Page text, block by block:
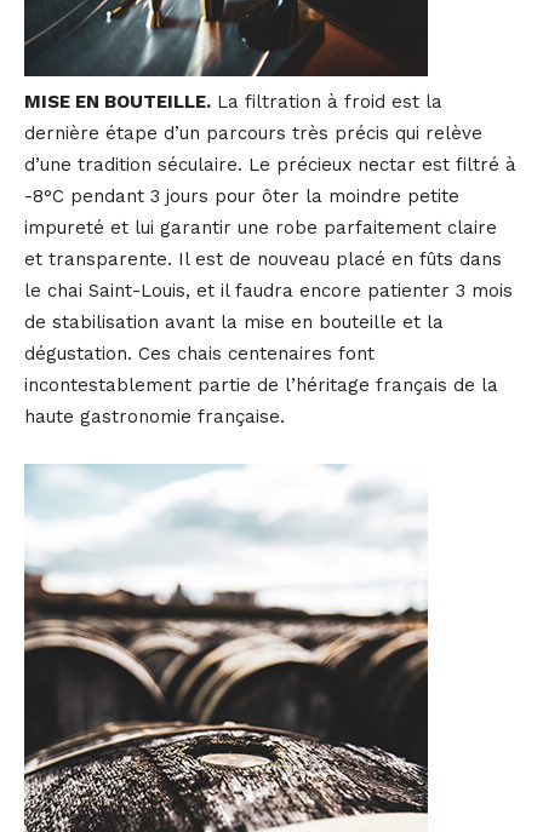
MISE EN BOUTEILLE. La filtration à froid est la
dernière étape d’un parcours très précis qui relève
d’une tradition séculaire. Le précieux nectar est filtré à
-8°C pendant 3 jours pour ôter la moindre petite
impureté et lui garantir une robe parfaitement claire
et transparente. Il est de nouveau placé en fûts dans
le chai Saint-Louis, et il faudra encore patienter 3 mois
de stabilisation avant la mise en bouteille et la
dégustation. Ces chais centenaires font
incontestablement partie de l’héritage français de la
haute gastronomie française.